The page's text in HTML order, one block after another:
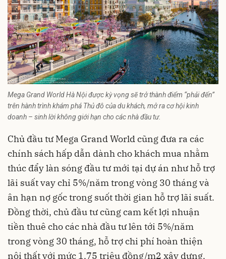
Mega Grand World Hà Nội được kỳ vọng sẽ trở thành điểm “phải đến”
trên hành trình khám phá Thủ đô của du khách, mở ra cơ hội kinh
doanh – sinh lời không giới hạn cho các nhà đầu tư.
Chủ đầu tư Mega Grand World cũng đưa ra các
chính sách hấp dẫn dành cho khách mua nhằm
thúc đẩy làn sóng đầu tư mới tại dự án như hỗ trợ
lãi suất vay chỉ 5%/năm trong vòng 30 tháng và
ân hạn nợ gốc trong suốt thời gian hỗ trợ lãi suất.
Đồng thời, chủ đầu tư cũng cam kết lợi nhuận
tiền thuê cho các nhà đầu tưlên tới 5%/năm
trong vòng 30 tháng, hỗ trợ chi phí hoàn thiện
nội thất với mức 1,75 triệu đồng/m2 xây dựng.